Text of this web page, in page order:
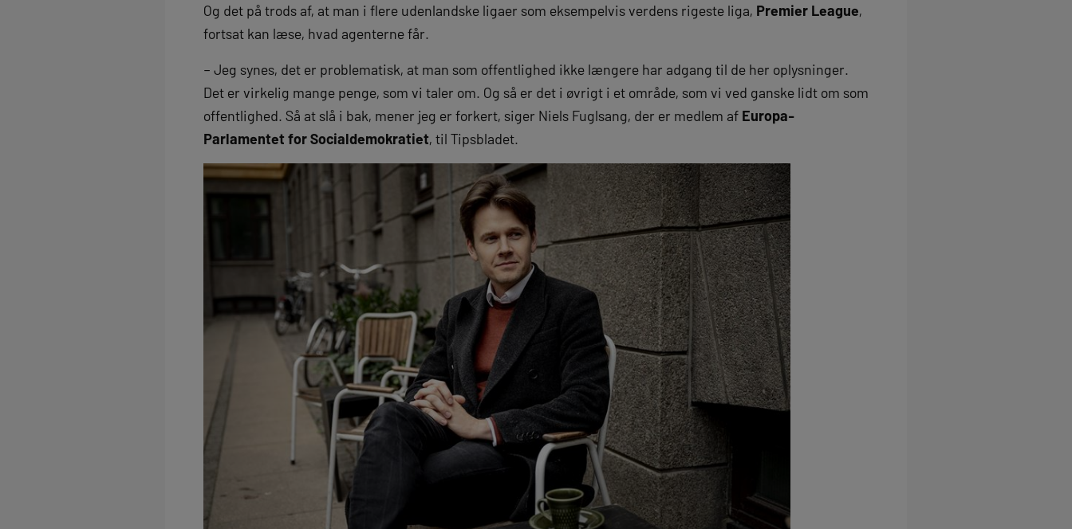
Og det på trods af, at man i flere udenlandske ligaer som eksempelvis verdens rigeste liga, Premier League,
fortsat kan læse, hvad agenterne får.
– Jeg synes, det er problematisk, at man som offentlighed ikke længere har adgang til de her oplysninger.
Det er virkelig mange penge, som vi taler om. Og så er det i øvrigt i et område, som vi ved ganske lidt om som
offentlighed. Så at slå i bak, mener jeg er forkert, siger Niels Fuglsang, der er medlem af Europa-
Parlamentet for Socialdemokratiet, til Tipsbladet.